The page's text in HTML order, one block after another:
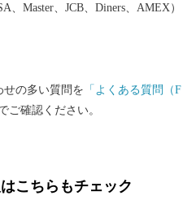
Master、JCB、Diners、AMEX）
の多い質問を 「よくある質問（F
ご確認ください。
こちらもチェック